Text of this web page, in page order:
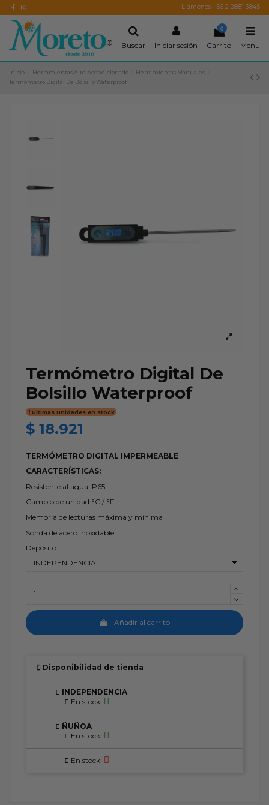
Llamenos +56 2 2881 3845
Buscar Iniciar sesión
0
Carrito Menu
Inicio Herramientas Aire Acondicionado
Herramientas Manuales
Termómetro Digital De Bolsillo Waterproof
Termómetro Digital De
Bolsillo Waterproof
Últimas unidades en stock
$ 18.921
TERMÓMETRO DIGITAL IMPERMEABLE
CARACTERÍSTICAS:
Resistente al agua IP65
Cambio de unidad °C / °F
Memoria de lecturas máxima y mínima
Sonda de acero inoxidable
Depósito
Añadir al carrito
Disponibilidad de tienda
INDEPENDENCIA
En stock:
ÑUÑOA
En stock:
En stock: